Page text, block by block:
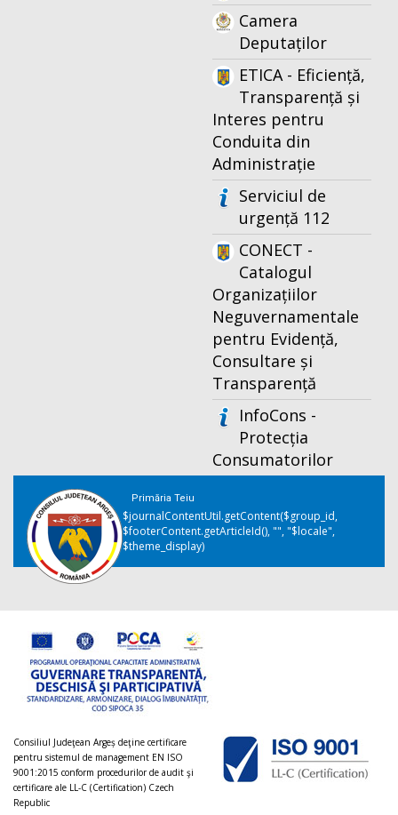
Camera
Deputaților
ETICA - Eficiență,
Transparență și
Interes pentru
Conduita din
Administrație
Serviciul de
urgență 112
CONECT -
Catalogul
Organizațiilor
Neguvernamentale
pentru Evidență,
Consultare și
Transparență
InfoCons -
Protecția
Consumatorilor
Primăria Teiu
$journalContentUtil.getContent($group_id,
$footerContent.getArticleId(), "", "$locale",
$theme_display)
Consiliul Judeţean Argeș deţine certificare
pentru sistemul de management EN ISO
9001:2015 conform procedurilor de audit şi
certificare ale LL-C (Certification) Czech
Republic